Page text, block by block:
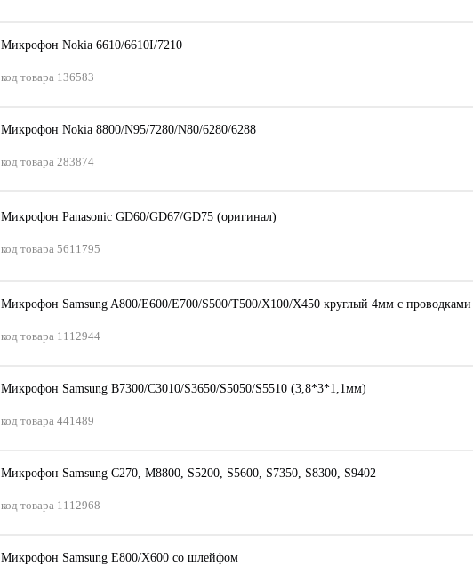
Микрофон Nokia 6610/6610I/7210
код товара 136583
Микрофон Nokia 8800/N95/7280/N80/6280/6288
код товара 283874
Микрофон Panasonic GD60/GD67/GD75 (оригинал)
код товара 5611795
Микрофон Samsung A800/E600/E700/S500/T500/X100/X450 круглый 4мм с проводками
код товара 1112944
Микрофон Samsung B7300/C3010/S3650/S5050/S5510 (3,8*3*1,1мм)
код товара 441489
Микрофон Samsung C270, M8800, S5200, S5600, S7350, S8300, S9402
код товара 1112968
Микрофон Samsung E800/X600 со шлейфом